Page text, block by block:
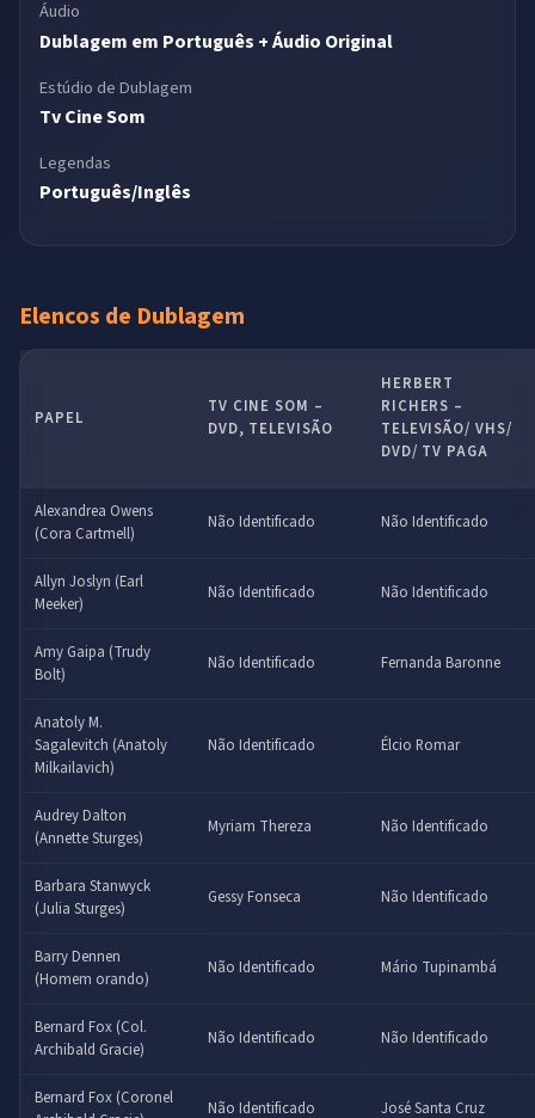
Áudio
Dublagem em Português + Áudio Original
Estúdio de Dublagem
Tv Cine Som
Legendas
Português/Inglês
Elencos de Dublagem
PAPEL
TV CINE SOM –
DVD, TELEVISÃO
HERBERT
RICHERS –
TELEVISÃO/ VHS/
DVD/ TV PAGA
Alexandrea Owens
(Cora Cartmell)
Não Identificado Não Identificado
Allyn Joslyn (Earl
Meeker)
Não Identificado Não Identificado
Amy Gaipa (Trudy
Bolt)
Não Identificado Fernanda Baronne
Anatoly M.
Sagalevitch (Anatoly
Milkailavich)
Não Identificado Élcio Romar
Audrey Dalton
(Annette Sturges)
Myriam Thereza Não Identificado
Barbara Stanwyck
(Julia Sturges)
Gessy Fonseca Não Identificado
Barry Dennen
(Homem orando)
Não Identificado Mário Tupinambá
Bernard Fox (Col.
Archibald Gracie)
Não Identificado Não Identificado
Bernard Fox (Coronel
Não Identificado José Santa Cruz